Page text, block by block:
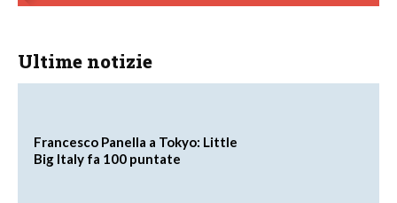
Ultime notizie
Francesco Panella a Tokyo: Little
Big Italy fa 100 puntate